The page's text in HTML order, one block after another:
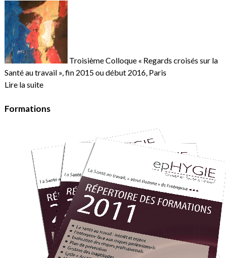
Troisième Colloque « Regards croisés sur la
Santé au travail », fin 2015 ou début 2016, Paris
Lire la suite
Formations